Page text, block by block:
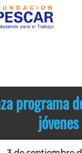
programa
jóvenes